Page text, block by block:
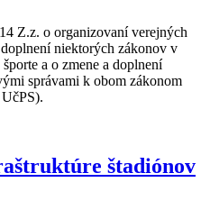
Z.z. o organizovaní verejných
niektorých zákonov v
a o zmene a doplnení
správami k obom zákonom
štadiónov